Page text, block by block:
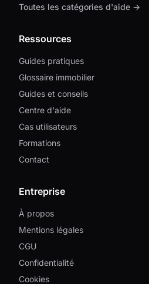
Toutes les catégories d'aide →
Ressources
Guides pratiques
Glossaire immobilier
Guides et conseils
Centre d'aide
Cas utilisateurs
Formations
Contact
Entreprise
À propos
Mentions légales
CGU
Confidentialité
Cookies